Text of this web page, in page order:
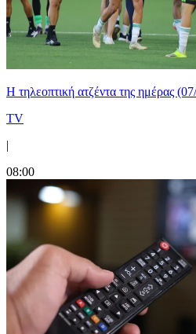
Η τηλεοπτική ατζέντα της ημέρας
TV
|
08:00